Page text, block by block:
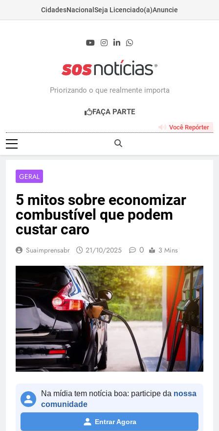
CidadesNacional Seja Licenciado(a)Anuncie
Priorizando o que realmente importa
FAÇA PARTE
Você Repórter
GERAL
5 mitos sobre economizar
combustível que podem
custar caro
Suaimprensabr 21/10/2025 0 3 Mins
Na mídia tem notícia boa: participe da nossa
comunidade
Entrar Agora